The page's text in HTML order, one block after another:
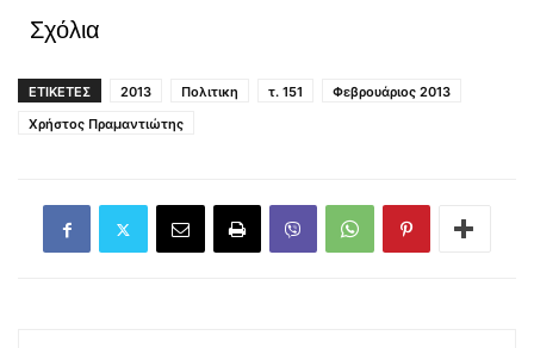
Σχόλια
ΕΤΙΚΕΤΕΣ 2013 Πολιτικη τ. 151
Φεβρουάριος 2013
Χρήστος Πραμαντιώτης